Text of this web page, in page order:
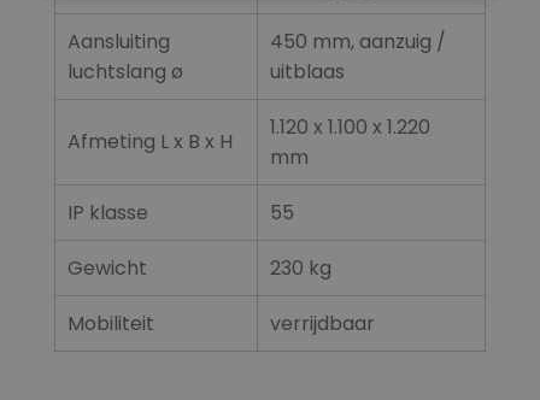
Aansluiting
luchtslang ø
450 mm, aanzuig /
uitblaas
Afmeting L x B x H
1.120 x 1.100 x 1.220
mm
IP klasse
55
Gewicht
230 kg
Mobiliteit
verrijdbaar